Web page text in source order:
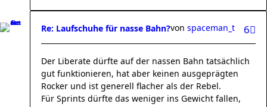
Re: Laufschuhe für nasse Bahn? 6
von spaceman_t
Der Liberate dürfte auf der nassen Bahn tatsächlich
gut funktionieren, hat aber keinen ausgeprägten
Rocker und ist generell flacher als der Rebel.
Für Sprints dürfte das weniger ins Gewicht fallen,